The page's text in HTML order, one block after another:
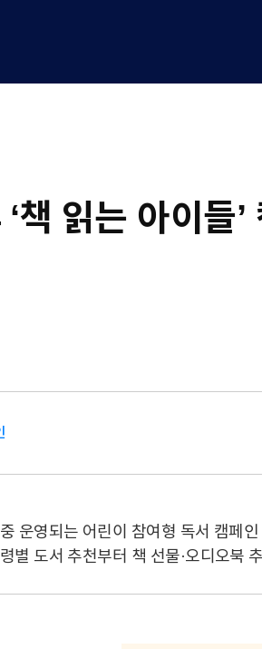
책 읽는 아이들
운영되는 어린이 참여형 독서 캠페인
별 도서 추천부터 책 선물·오디오북